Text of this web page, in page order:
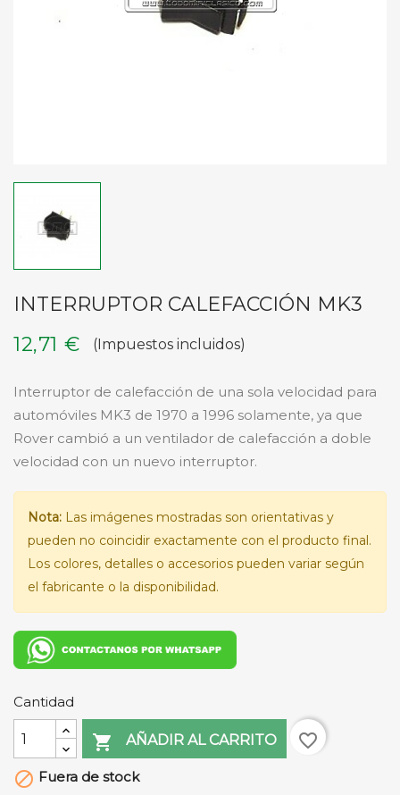
INTERRUPTOR CALEFACCIÓN MK3
12,71 €
(Impuestos incluidos)
Interruptor de calefacción de una sola velocidad para
automóviles MK3 de 1970 a 1996 solamente, ya que
Rover cambió a un ventilador de calefacción a doble
velocidad con un nuevo interruptor.
Nota: Las imágenes mostradas son orientativas y
pueden no coincidir exactamente con el producto final.
Los colores, detalles o accesorios pueden variar según
el fabricante o la disponibilidad.
Cantidad
 AÑADIR AL CARRITO
favorite_border
 Fuera de stock